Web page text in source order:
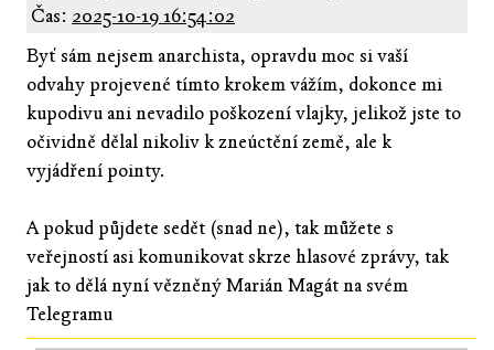
Čas: 2025-10-19 16:54:02
Byť sám nejsem anarchista, opravdu moc si vaší
odvahy projevené tímto krokem vážím, dokonce mi
kupodivu ani nevadilo poškození vlajky, jelikož jste to
očividně dělal nikoliv k zneúctění země, ale k
vyjádření pointy.
A pokud půjdete sedět (snad ne), tak můžete s
veřejností asi komunikovat skrze hlasové zprávy, tak
jak to dělá nyní vězněný Marián Magát na svém
Telegramu